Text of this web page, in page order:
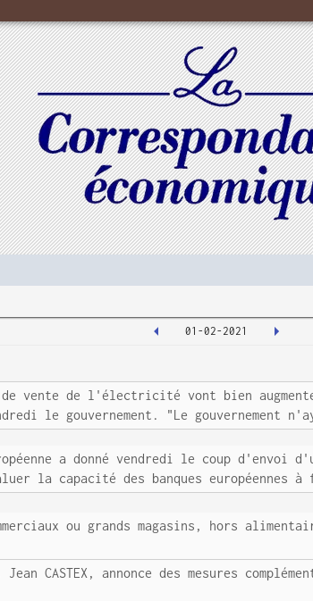
01-02-2021
vente de l'électricité vont bien
le gouvernement. "Le gouvernement
a donné vendredi le coup d'envoi
la capacité des banques
ou grands magasins, hors
CASTEX, annonce des mesures